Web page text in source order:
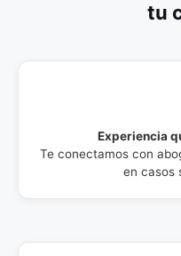
tu
Experiencia
Te conectamos con
en casos